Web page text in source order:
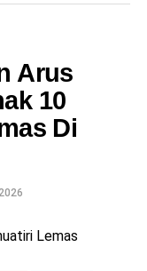
remaja
dalam keadaan
luas dan
yang hangat
Arus
10
Di